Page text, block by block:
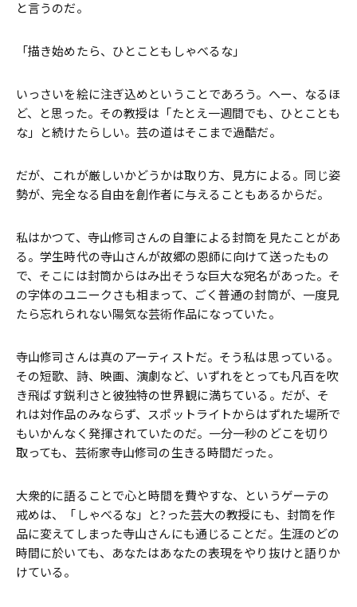
と言うのだ。
「描き始めたら、ひとこともしゃべるな」
いっさいを絵に注ぎ込めということであろう。へー、なるほ
ど、と思った。その教授は「たとえ一週間でも、ひとことも
な」と続けたらしい。芸の道はそこまで過酷だ。
だが、これが厳しいかどうかは取り方、見方による。同じ姿
勢が、完全なる自由を創作者に与えることもあるからだ。
私はかつて、寺山修司さんの自筆による封筒を見たことがあ
る。学生時代の寺山さんが故郷の恩師に向けて送ったもの
で、そこには封筒からはみ出そうな巨大な宛名があった。そ
の字体のユニークさも相まって、ごく普通の封筒が、一度見
たら忘れられない陽気な芸術作品になっていた。
寺山修司さんは真のアーティストだ。そう私は思っている。
その短歌、詩、映画、演劇など、いずれをとっても凡百を吹
き飛ばす鋭利さと彼独特の世界観に満ちている。だが、そ
れは対作品のみならず、スポットライトからはずれた場所で
もいかんなく発揮されていたのだ。一分一秒のどこを切り
取っても、芸術家寺山修司の生きる時間だった。
大衆的に語ることで心と時間を費やすな、というゲーテの
戒めは、「しゃべるな」と?った芸大の教授にも、封筒を作
品に変えてしまった寺山さんにも通じることだ。生涯のどの
時間に於いても、あなたはあなたの表現をやり抜けと語りか
けている。